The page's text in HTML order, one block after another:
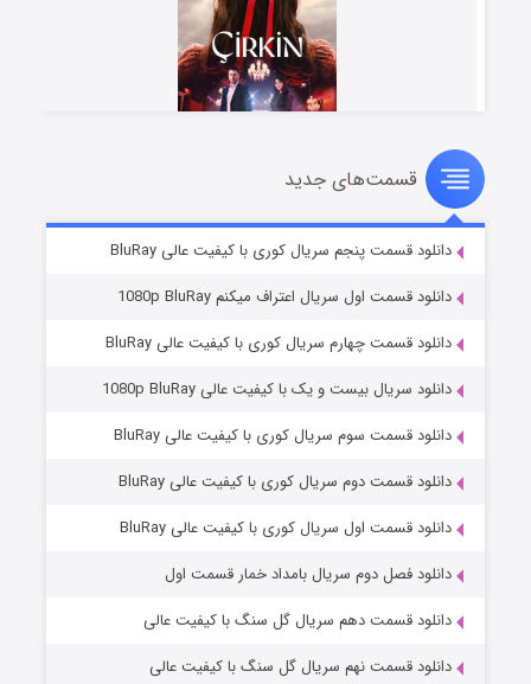
سریال زشت
قسمت2 (زیرنویس) منتشر شد
مردگان متحرک: شهر مرده ۳
قسمت2 (زیرنویس) منتشر شد
قسمت‌های جدید
دانلود قسمت پنجم سریال کوری با کیفیت عالی BluRay
دانلود قسمت اول سریال اعتراف میکنم 1080p BluRay
دانلود قسمت چهارم سریال کوری با کیفیت عالی BluRay
دانلود سریال بیست و یک با کیفیت عالی 1080p BluRay
دانلود قسمت سوم سریال کوری با کیفیت عالی BluRay
دانلود قسمت دوم سریال کوری با کیفیت عالی BluRay
دانلود قسمت اول سریال کوری با کیفیت عالی BluRay
دانلود فصل دوم سریال بامداد خمار قسمت اول
دانلود قسمت دهم سریال گل سنگ با کیفیت عالی
دانلود قسمت نهم سریال گل سنگ با کیفیت عالی